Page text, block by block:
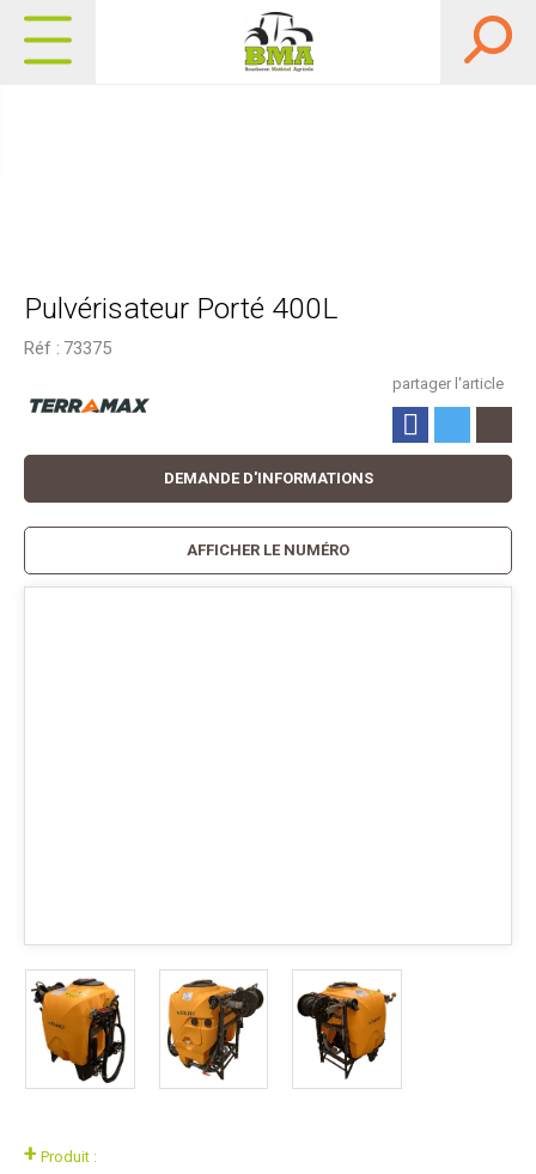
Pulvérisateur Porté 400L
Réf : 73375
+ Produit :
partager l'article
DEMANDE D'INFORMATIONS
AFFICHER LE NUMÉRO